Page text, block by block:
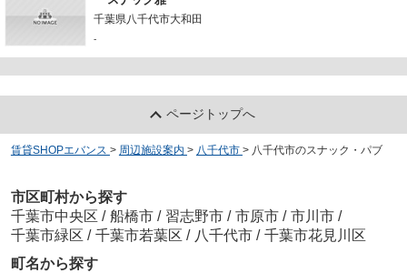
千葉県八千代市大和田
-
ページトップへ
賃貸SHOPエバンス > 周辺施設案内 > 八千代市 > 八千代市のスナック・パブ
市区町村から探す
千葉市中央区 / 船橋市 / 習志野市 / 市原市 / 市川市 /
千葉市緑区 / 千葉市若葉区 / 八千代市 / 千葉市花見川区
町名から探す